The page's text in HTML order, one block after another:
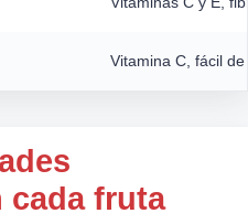
Vitamina C, fácil
cada fruta